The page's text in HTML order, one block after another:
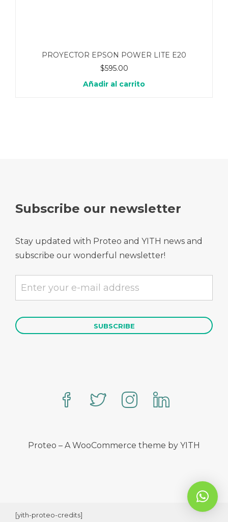
PROYECTOR EPSON POWER LITE E20
$595.00
Añadir al carrito
Subscribe our newsletter
Stay updated with Proteo and YITH news and
subscribe our wonderful newsletter!
Proteo – A WooCommerce theme by YITH
[yith-proteo-credits]